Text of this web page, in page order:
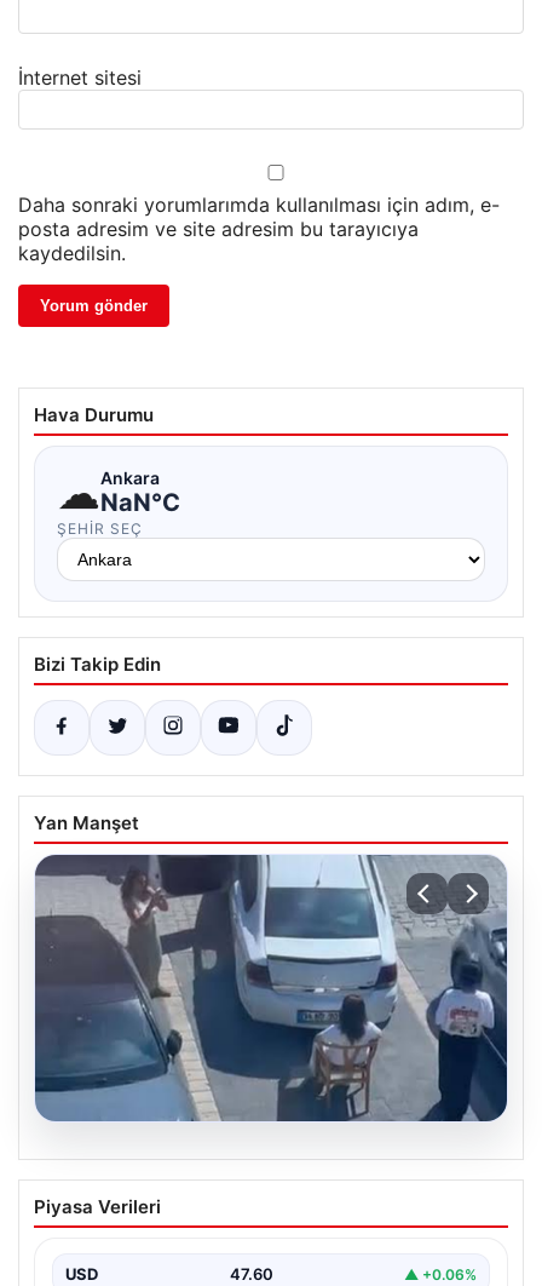
İnternet sitesi
Daha sonraki yorumlarımda kullanılması için adım, e-
posta adresim ve site adresim bu tarayıcıya
kaydedilsin.
Hava Durumu
☁Ankara
NaN°C
ŞEHIR SEÇ
Bizi Takip Edin
Yan Manşet
05.08.2026
Yalova’da Park Gerilimi: Kafe Çalışanı
Sandalye Çekip Aracı Engelledi
meydana gelen ilginç bir olay, sosyal medyada geniş…
Piyasa Verileri
USD 47.60 ▲ +0.06%